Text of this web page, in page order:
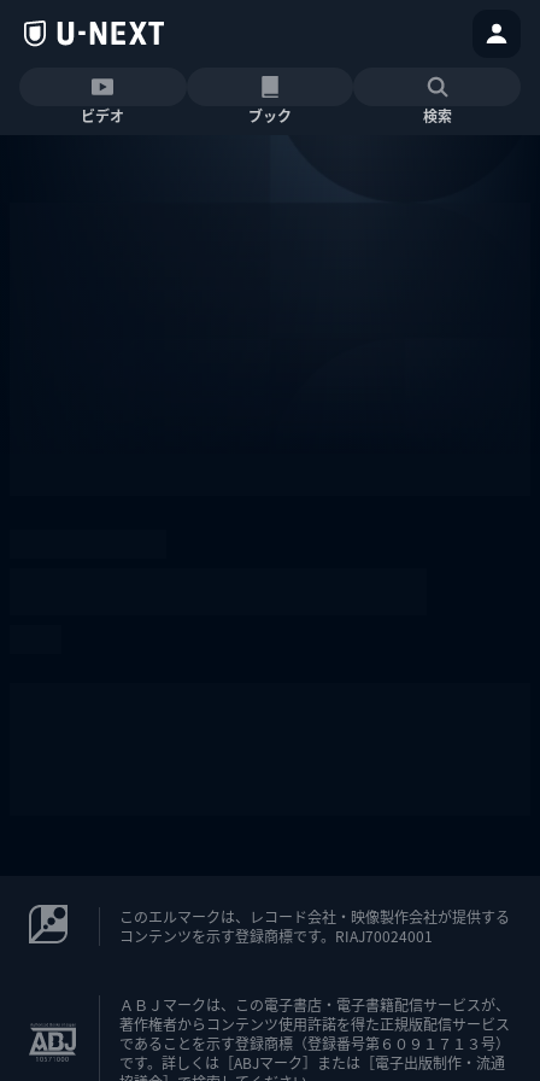
ビデオ ブック 検索
このエルマークは、レコード会社・映像製作会社が提供する
コンテンツを示す登録商標です。RIAJ70024001
ＡＢＪマークは、この電子書店・電子書籍配信サービスが、
著作権者からコンテンツ使用許諾を得た正規版配信サービス
であることを示す登録商標（登録番号第６０９１７１３号）
です。詳しくは［ABJマーク］または［電子出版制作・流通